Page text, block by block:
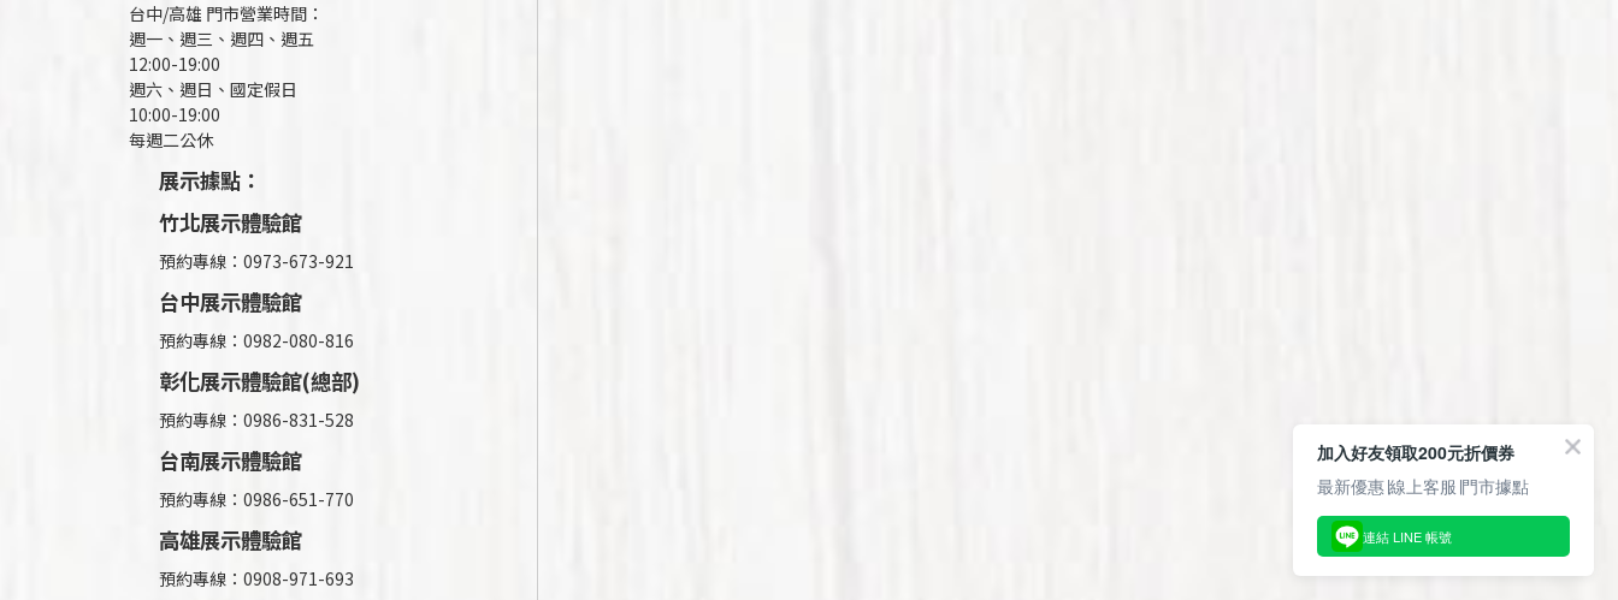
台中/高雄 門市營業時間：
週一、週三、週四、週五
12:00-19:00
週六、週日、國定假日
10:00-19:00
每週二公休
展示據點：
竹北展示體驗館
預約專線：0973-673-921
台中展示體驗館
預約專線：0982-080-816
彰化展示體驗館(總部)
預約專線： 0986-831-528
台南展示體驗館
預約專線：0986-651-770
高雄展示體驗館
預約專線： 0908-971-693
加入好友領取200元折價券
最新優惠∣線上客服∣門市據點
連結 LINE 帳號